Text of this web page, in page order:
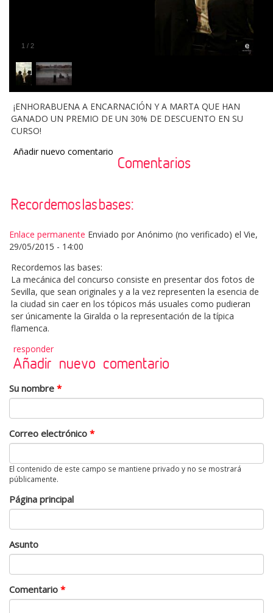
1 / 2
¡ENHORABUENA A ENCARNACIÓN Y A MARTA QUE HAN
GANADO UN PREMIO DE UN 30% DE DESCUENTO EN SU
CURSO!
Añadir nuevo comentario
Comentarios
Recordemos las bases:
Enlace permanente Enviado por Anónimo (no verificado) el Vie,
29/05/2015 - 14:00
Recordemos las bases:
La mecánica del concurso consiste en presentar dos fotos de
Sevilla, que sean originales y a la vez representen la esencia de
la ciudad sin caer en los tópicos más usuales como pudieran
ser únicamente la Giralda o la representación de la típica
flamenca.
responder
Añadir nuevo comentario
Su nombre *
Correo electrónico *
El contenido de este campo se mantiene privado y no se mostrará
públicamente.
Página principal
Asunto
Comentario *